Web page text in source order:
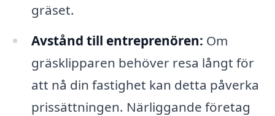
gräset.
Avstånd till entreprenören: Om
gräsklipparen behöver resa långt för
att nå din fastighet kan detta påverka
prissättningen. Närliggande företag